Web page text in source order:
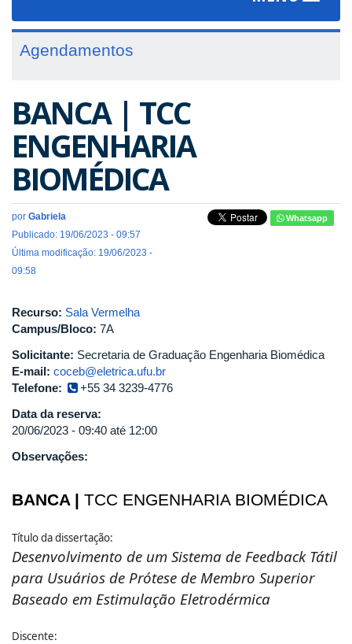
Agendamentos
BANCA | TCC
ENGENHARIA
BIOMÉDICA
por Gabriela
Publicado: 19/06/2023 - 09:57
Última modificação: 19/06/2023 -
09:58
Whatsapp
Recurso: Sala Vermelha
Campus/Bloco: 7A
Solicitante: Secretaria de Graduação Engenharia Biomédica
E-mail: coceb@eletrica.ufu.br
Telefone:
+55 34 3239-4776
Data da reserva:
20/06/2023 - 09:40 até 12:00
Observações:
BANCA | TCC ENGENHARIA BIOMÉDICA
Título da dissertação:
Desenvolvimento de um Sistema de Feedback Tátil
para Usuários de Prótese de Membro Superior
Baseado em Estimulação Eletrodérmica
Discente: